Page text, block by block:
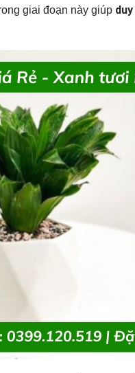
giai đoạn này giúp